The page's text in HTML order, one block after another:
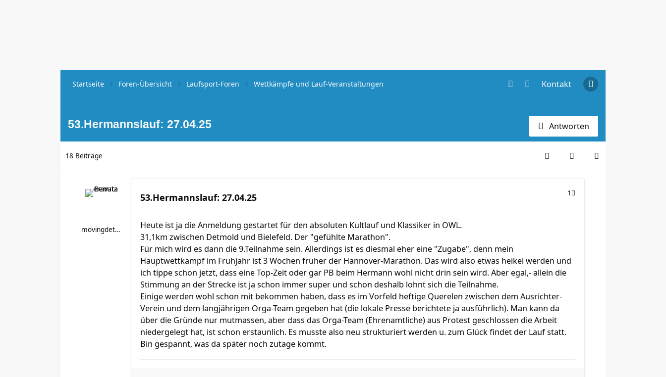
Kontakt
Startseite Foren-Übersicht Laufsport-Foren Wettkämpfe und Lauf-Veranstaltungen
53.Hermannslauf: 27.04.25 Antworten
18 Beiträge
movingdet65
53.Hermannslauf: 27.04.25 1
Heute ist ja die Anmeldung gestartet für den absoluten Kultlauf und Klassiker in OWL.
31,1km zwischen Detmold und Bielefeld. Der "gefühlte Marathon".
Für mich wird es dann die 9.Teilnahme sein. Allerdings ist es diesmal eher eine "Zugabe", denn mein
Hauptwettkampf im Frühjahr ist 3 Wochen früher der Hannover-Marathon. Das wird also etwas heikel werden und
ich tippe schon jetzt, dass eine Top-Zeit oder gar PB beim Hermann wohl nicht drin sein wird. Aber egal,- allein die
Stimmung an der Strecke ist ja schon immer super und schon deshalb lohnt sich die Teilnahme.
Einige werden wohl schon mit bekommen haben, dass es im Vorfeld heftige Querelen zwischen dem Ausrichter-
Verein und dem langjährigen Orga-Team gegeben hat (die lokale Presse berichtete ja ausführlich). Man kann da
über die Gründe nur mutmassen, aber dass das Orga-Team (Ehrenamtliche) aus Protest geschlossen die Arbeit
niedergelegt hat, ist schon erstaunlich. Es musste also neu strukturiert werden u. zum Glück findet der Lauf statt.
Bin gespannt, was da später noch zutage kommt.